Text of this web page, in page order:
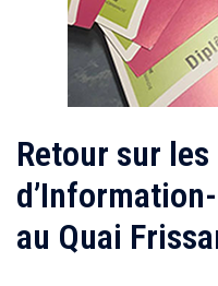
Retour sur
au Quai